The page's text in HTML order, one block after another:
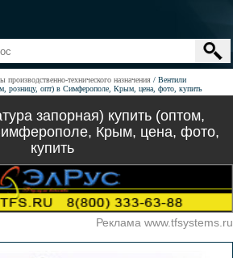
производственно-технического назначения
Вентили
розницу, опт) в Симферополе, Крым, цена, фото, купить
запорная) купить (оптом,
Крым, цена, фото,
купить
Реклама www.tfsystems.ru